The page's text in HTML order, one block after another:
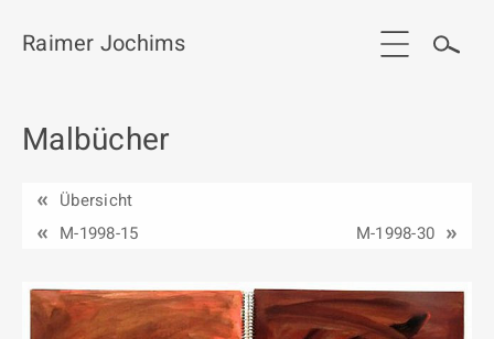
Start
Werkgruppen / Work groups
Vita
Raimer Jochims
Malbücher
Übersicht
M-1998-15
M-1998-30